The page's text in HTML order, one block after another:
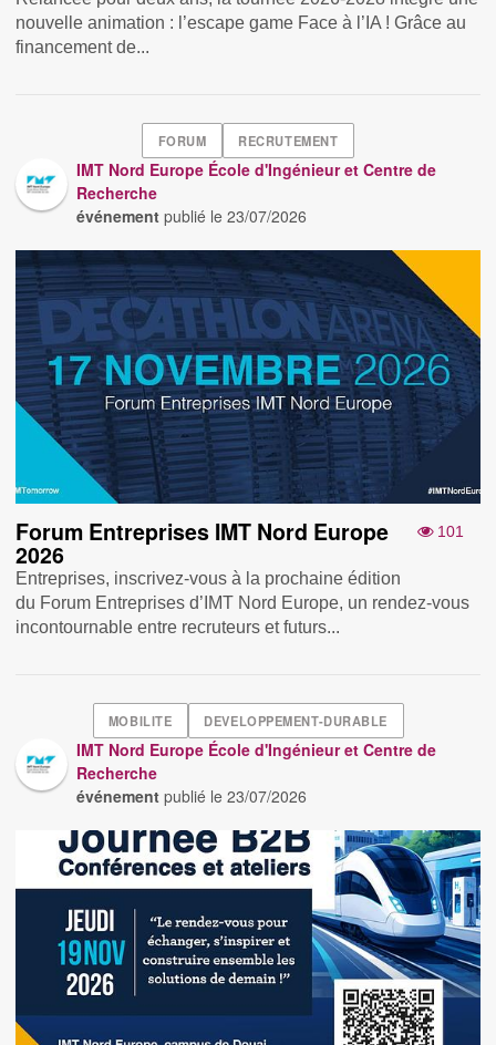
nouvelle animation : l’escape game Face à l’IA ! Grâce au
financement de...
FORUM RECRUTEMENT
IMT Nord Europe École d'Ingénieur et Centre de
Recherche
événement publié le23/07/2026
101
Forum Entreprises IMT Nord Europe
2026
Entreprises, inscrivez-vous à la prochaine édition
du Forum Entreprises d’IMT Nord Europe, un rendez-vous
incontournable entre recruteurs et futurs...
MOBILITE DEVELOPPEMENT-DURABLE
IMT Nord Europe École d'Ingénieur et Centre de
Recherche
événement publié le23/07/2026